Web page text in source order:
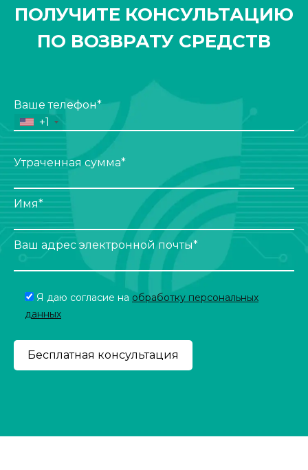
ПОЛУЧИТЕ КОНСУЛЬТАЦИЮ
ПО ВОЗВРАТУ СРЕДСТВ
Ваше телефон*
+1
Утраченная сумма*
Имя*
Ваш адрес электронной почты*
Я даю согласие на обработку персональных
данных